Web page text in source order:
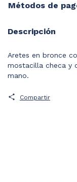
Métodos de
Descripción
Aretes en bronce
mostacilla checa y
mano.
Compartir